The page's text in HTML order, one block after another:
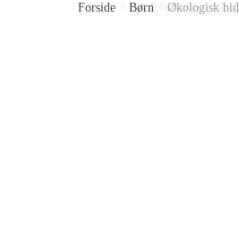
Forside Børn Økologisk